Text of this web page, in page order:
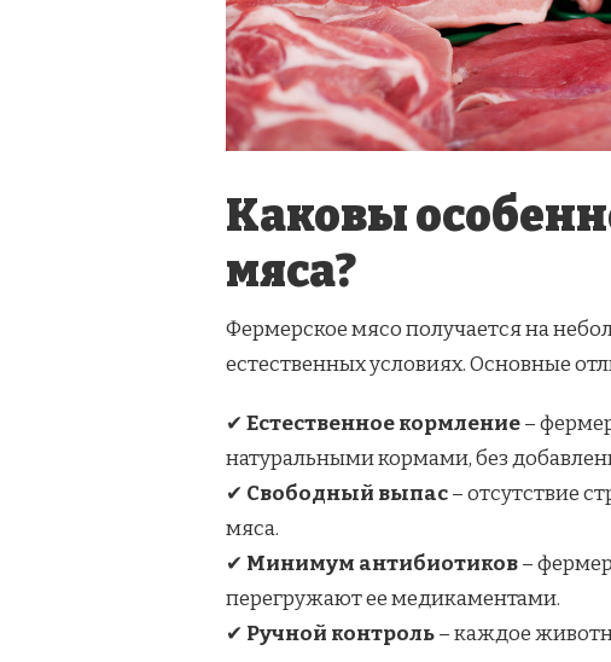
Каковы
мяса?
Фермерское мясо получается на
естественных условиях. Основные
✔ Естественное кормление–
натуральными кормами, без
✔ Свободный выпас– отсутствие
мяса.
✔ Минимум антибиотиков–
перегружают ее медикаментами.
✔ Ручной контроль– каждое